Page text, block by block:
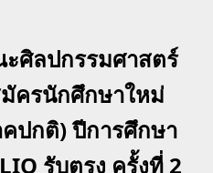
ศิลปกรรมศาสตร์
ครนักศึกษาใหม่
ปกติ) ปีการศึกษา
รับตรง ครั้งที่ 2